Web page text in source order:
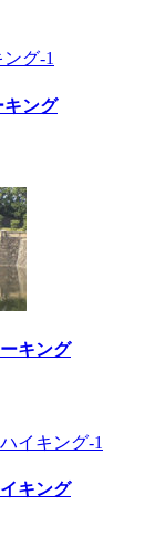
キング
キング
キング